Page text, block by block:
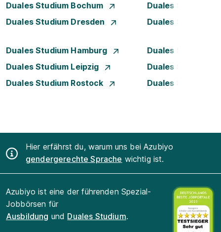
Duales Studium Bochum
Duales Studium
Duales Studium Dresden
Duales Studium
Duales Studium Hamburg
Duales Studium
Duales Studium Leipzig
Duales Studium
Duales Studium Rostock
Duales Studium
Hier erfährst du, warum uns bei Azubiyo
gendergerechte Sprache wichtig ist.
Azubiyo ist eine der führenden Spezial-
Jobbörsen für
Ausbildung und Duales Studium.